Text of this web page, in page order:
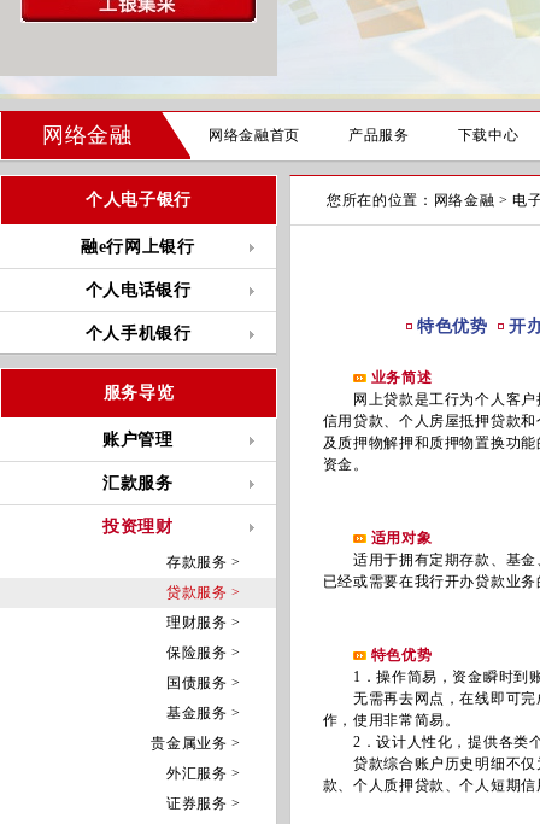
网络金融 网络金融首页 产品服务 下载中心
个人电子银行
融e行网上银行
个人电话银行
个人手机银行
服务导览
账户管理
汇款服务
投资理财
存款服务 >
贷款服务 >
理财服务 >
保险服务 >
国债服务 >
基金服务 >
贵金属业务 >
外汇服务 >
证券服务 >
您所在的位置： 网络金融 >电
特色优势 开
业务简述
网上贷款是工行为个人客户
信用贷款、个人房屋抵押贷款
及质押物解押和质押物置换功
资金。
适用对象
适用于拥有定期存款、基金
已经或需要在我行开办贷款业
特色优势
1．操作简易，资金瞬时到
无需再去网点，在线即可完
作，使用非常简易。
2．设计人性化，提供各类
贷款综合账户历史明细不仅
款、个人质押贷款、个人短期